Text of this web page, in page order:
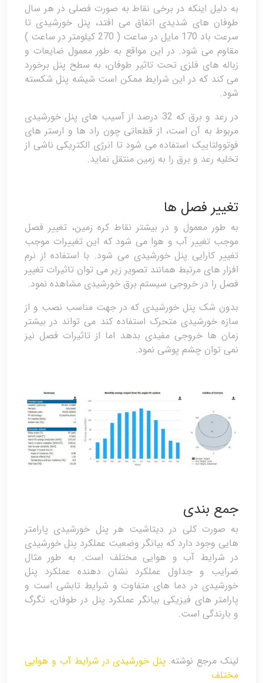
به دلیل اینکه در برخی نقاط به صورت فصلی در هر سال
طوفان های شدیدی اتفاق می افتد، پنل خورشیدی تا
سرعت باد 170 مایل در ساعت ( 270 کیلومتر در ساعت )
مقاوم می شود. در این مواقع به طور معمول ضایعات و
زباله های فلزی تحت تاثیر طوفان، به سطح پنل برخورد
می کند که در این شرایط ممکن است شیشه پنل شکسته
شود.
در رعد و برق که 32 درصد از آسیب های پنل خورشیدی
مربوط به آن است، از قطعاتی چون راد ها و ارستر های
فوتوولتاییک استفاده می شود تا انرژی الکتریکی ناشی از
تخلیه رعد و برق را به زمین منتقل نماید.
تغییر فصل ها
به طور معمول و در بیشتر نقاط کره زمین، تغییر فصل
موجب تغییر آب و هوا می شود که این تغییرات موجب
تغییر کارایی پنل خورشیدی می شود. با استفاده از نرم
افزار های مرتبط همانند تصویر زیر می توان تاثیرات تغییر
فصل را در خروجی سیستم برق خورشیدی مشاهده نمود.
بدون شک پنل خورشیدی که در جهت مناسب نصب و از
سازه خورشیدی متحرک استفاده کند می تواند در بیشتر
زمان ها خروجی مفیدی بدهد اما از تاثیرات فصل نیز
نمی توان چشم پوشی نمود.
جمع بندی
به صورت کلی در دیتاشیت هر پنل خورشیدی پارامتر
هایی وجود دارد که بیانگر وضعیت عملکرد پنل خورشیدی
در شرایط آب و هوایی مختلف است. به طور مثال
ضرایب و جداول عملکرد نشان دهنده عملکرد پنل
خورشیدی در دما های متفاوت و شرایط تابشی است و
پارامتر های فیزیکی بیانگر عملکرد پنل در طوفان، تگرگ
و بارندگی است.
لینک مرجع نوشته: پنل خورشیدی در شرایط آب و هوایی
مختلف